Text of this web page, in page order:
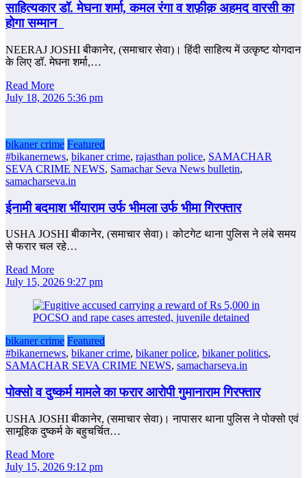
साहित्‍यकार डॉ. मेघना शर्मा, कमल रंगा व शफ़ीक़ अहमद वारसी का
होगा सम्‍मान
NEERAJ JOSHI बीकानेर, (समाचार सेवा)। हिंदी साहित्य में उत्कृष्ट योगदान
के लिए डॉ. मेघना शर्मा,…
Read More
July 18, 2026 5:36 pm
bikaner crime Featured
#bikanernews, bikaner crime, rajasthan police, SAMACHAR
SEVA CRIME NEWS, Samachar Seva News bulletin,
samacharseva.in
ईनामी बदमाश भींयाराम उर्फ भीमला उर्फ भीमा गिरफ्तार
USHA JOSHI बीकानेर, (समाचार सेवा)। कोटगेट थाना पुलिस ने लंबे समय
से फरार चल रहे…
Read More
July 15, 2026 9:27 pm
bikaner crime Featured
#bikanernews, bikaner crime, bikaner police, bikaner politics,
SAMACHAR SEVA CRIME NEWS, samacharseva.in
पोक्सो व दुष्कर्म मामले का फरार आरोपी गुमानाराम गिरफ्तार
USHA JOSHI बीकानेर, (समाचार सेवा)। नापासर थाना पुलिस ने पोक्सो एवं
सामूहिक दुष्कर्म के बहुचर्चित…
Read More
July 15, 2026 9:12 pm